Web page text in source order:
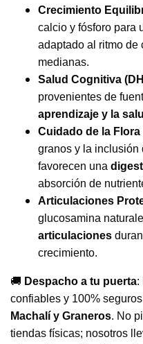
Crecimiento
calcio y fósforo para
adaptado al ritmo de
medianas.
Salud Cognitiva
provenientes de
aprendizaje y la
Cuidado de la
granos y la inclusión
favorecen una
absorción de
Articulaciones
glucosamina
articulaciones
crecimiento.
🚚 Despacho a tu puerta:
confiables y 100%
Machalí y Graneros. No
tiendas físicas; nosotros